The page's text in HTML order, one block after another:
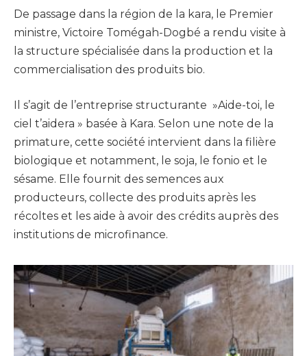
De passage dans la région de la kara, le Premier
ministre, Victoire Tomégah-Dogbé a rendu visite à
la structure spécialisée dans la production et la
commercialisation des produits bio.
Il s’agit de l’entreprise structurante »Aide-toi, le
ciel t’aidera » basée à Kara. Selon une note de la
primature, cette société intervient dans la filière
biologique et notamment, le soja, le fonio et le
sésame. Elle fournit des semences aux
producteurs, collecte des produits après les
récoltes et les aide à avoir des crédits auprès des
institutions de microfinance.